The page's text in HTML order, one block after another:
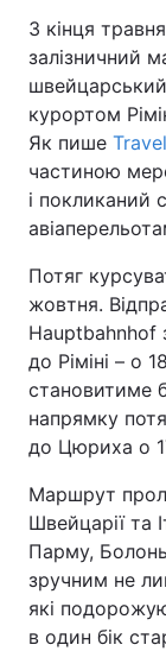
Україна
Економіка
Техно і зв'язок
Зброя
Здоров'я
Цікавинки
Екологія
Лонгріди
Відео з
Архів
З кінця
залізничний
курортом
Як пише
частиною
і покликаний
Потяг
жовтня.
Hauptbahnhof
до Ріміні – о
становитиме
напрямку
до Цюриха о
Маршрут
Швейцарії та
Парму,
зручним не
які
в один бік